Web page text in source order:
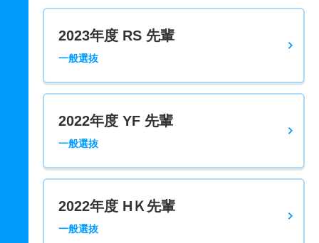
2023年度 RS 先輩
一般選抜
2022年度 YF 先輩
一般選抜
2022年度 HＫ先輩
一般選抜